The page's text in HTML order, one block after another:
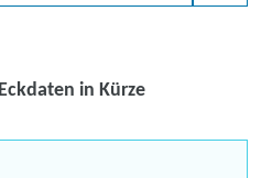
in Kürze